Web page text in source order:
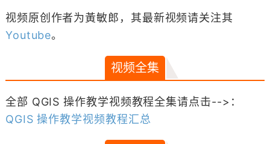
视频原创作者为黃敏郎，其最新视频请关注其
Youtube。
视频全集
全部 QGIS 操作教学视频教程全集请点击-->：
QGIS 操作教学视频教程汇总